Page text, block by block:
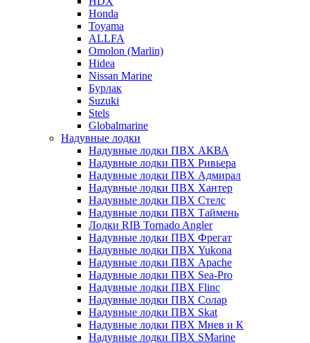
Honda
Toyama
ALLFA
Omolon (Marlin)
Hidea
Nissan Marine
Бурлак
Suzuki
Stels
Globalmarine
Надувные лодки
Надувные лодки ПВХ АКВА
Надувные лодки ПВХ Ривьера
Надувные лодки ПВХ Адмирал
Надувные лодки ПВХ Хантер
Надувные лодки ПВХ Стелс
Надувные лодки ПВХ Таймень
Лодки RIB Tornado Angler
Надувные лодки ПВХ Фрегат
Надувные лодки ПВХ Yukona
Надувные лодки ПВХ Apache
Надувные лодки ПВХ Sea-Pro
Надувные лодки ПВХ Flinc
Надувные лодки ПВХ Солар
Надувные лодки ПВХ Skat
Надувные лодки ПВХ Мнев и К
Надувные лодки ПВХ SMarine